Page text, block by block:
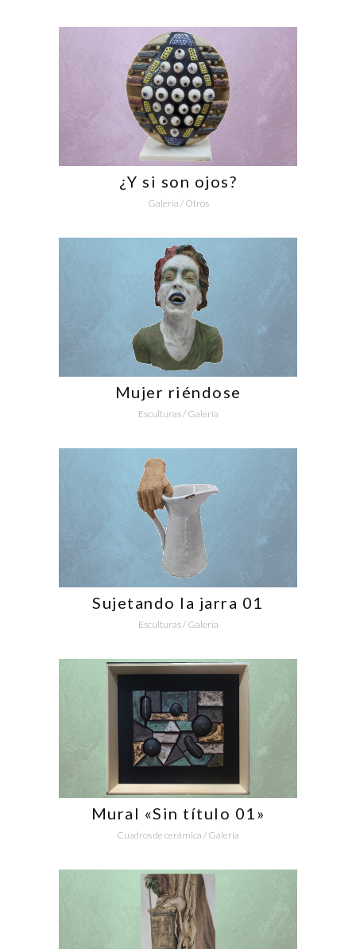
¿Y si son ojos?
Galería / Otros
Mujer riéndose
Esculturas/ Galería
Sujetando la jarra 01
Esculturas/ Galería
Mural «Sin título 01»
Cuadros de cerámica / Galería